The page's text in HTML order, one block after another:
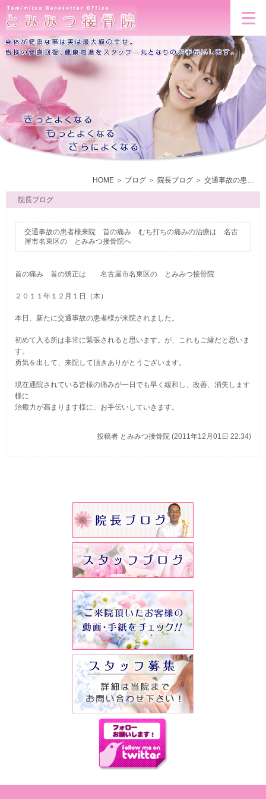
HOME ブログ 院長ブログ 交通事故の患者様来院 首の痛み むち打ちの痛みの治療は 名古屋市名東区の とみみつ接骨院へ
院長ブログ
交通事故の患者様来院 首の痛み むち打ちの痛みの治療は 名古
屋市名東区の とみみつ接骨院へ
首の痛み 首の矯正は 名古屋市名東区の とみみつ接骨院
２０１１年１２月１日（木）
本日、新たに交通事故の患者様が来院されました。
初めて入る所は非常に緊張されると思います。が、これもご縁だと思いま
す。
勇気を出して、来院して頂きありがとうございます。
現在通院されている皆様の痛みが一日でも早く緩和し、改善、消失します
様に
治癒力が高まります様に、お手伝いしていきます。
投稿者 とみみつ接骨院 (2011年12月01日 22:34)